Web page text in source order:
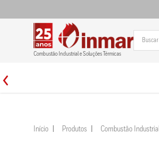
Combustão Industrial e Soluções Térmicas
Início Produtos Combustão